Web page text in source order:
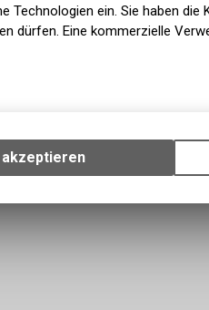
Technologien ein. Sie haben
dürfen. Eine kommerzielle
Gerät, um die grundlegenden
des Warenkorbs, zu